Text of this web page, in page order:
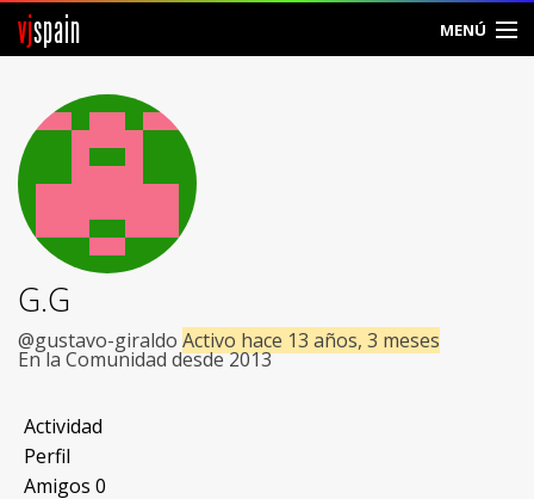
vjspain MENÚ
Foros
Noticias
Vjspain
Ayuda
Contacto
Entrar
Crear Cuenta
G.G
@gustavo-giraldo Activo hace 13 años, 3 meses
En la Comunidad desde 2013
Actividad
Perfil
Amigos 0